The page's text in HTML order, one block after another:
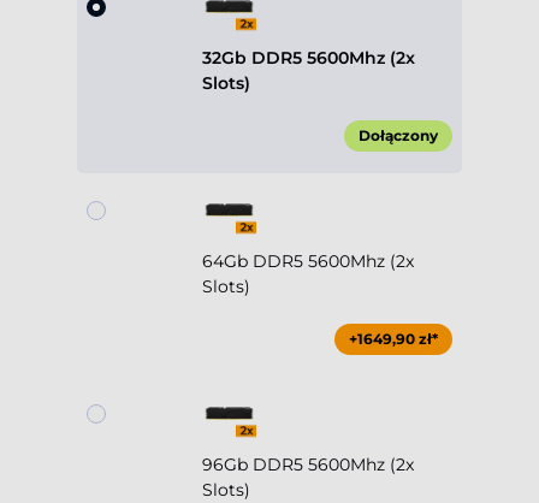
32Gb DDR5 5600Mhz (2x
Slots)
Dołączony
64Gb DDR5 5600Mhz (2x
Slots)
+1649,90 zł*
96Gb DDR5 5600Mhz (2x
Slots)